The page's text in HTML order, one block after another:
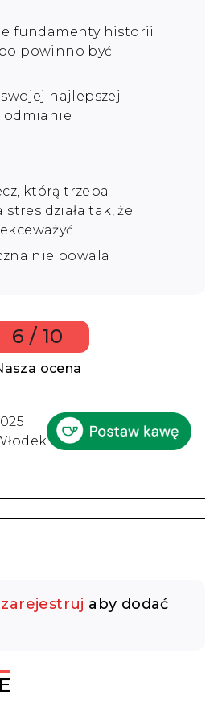
fundamenty historii
powinno być
najlepszej
odmianie
którą trzeba
stres działa tak, że
nie powala
6 / 10
ocena
zarejestruj aby dodać